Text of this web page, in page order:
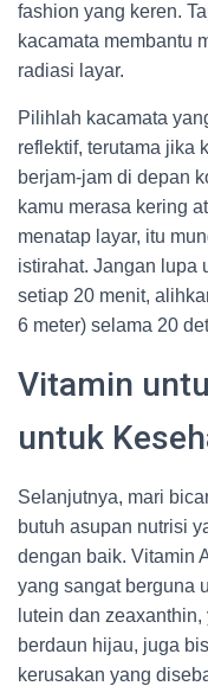
fashion yang keren.
kacamata membantu
radiasi layar.
Pilihlah kacamata
reflektif, terutama jika
berjam-jam di depan
kamu merasa kering
menatap layar, itu
istirahat. Jangan lupa
setiap 20 menit,
6 meter) selama 20
Vitamin
untuk
Selanjutnya, mari
butuh asupan nutrisi
dengan baik. Vitamin
yang sangat berguna
lutein dan
berdaun hijau, juga
kerusakan yang